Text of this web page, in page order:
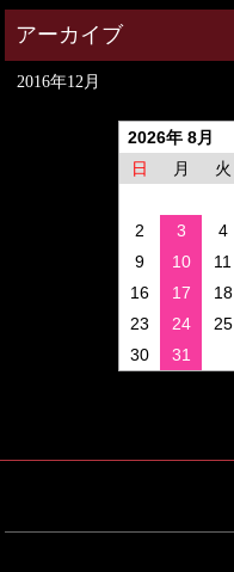
2016年12月
2026年 8月
日
月 火
2
3 4
9
10 11
16
17 18
23
24 25
30
31